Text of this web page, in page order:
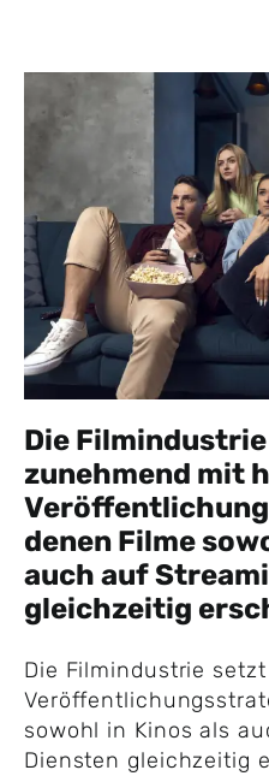
Die
zunehmend mit
denen Filme
auch auf
gleichzeitig
Die Filmindustrie
sowohl in Kinos als
Diensten gleichzeitig